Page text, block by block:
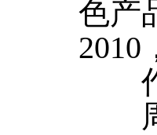
色产
2010
作
周